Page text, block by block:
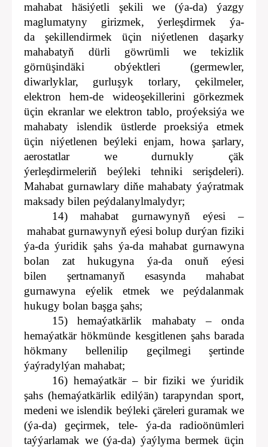
mahabat häsiýetli şekili we (ýa-da) ýazgy
maglumatyny girizmek, ýerleşdirmek ýa-
da şekillendirmek üçin niýetlenen daşarky
mahabatyň dürli göwrümli we tekizlik
görnüşindäki obýektleri (germewler,
diwarlyklar, gurluşyk torlary, çekilmeler,
elektron hem-de wideoşekillerini görkezmek
üçin ekranlar we elektron tablo, proýeksiýa we
mahabaty islendik üstlerde proeksiýa etmek
üçin niýetlenen beýleki enjam, howa şarlary,
aerostatlar we durnukly çäk
ýerleşdirmeleriň beýleki tehniki serişdeleri).
Mahabat gurnawlary diňe mahabaty ýaýratmak
maksady bilen peýdalanylmalydyr;
14) mahabat gurnawynyň eýesi –
mahabat gurnawynyň eýesi bolup durýan fiziki
ýa-da ýuridik şahs ýa-da mahabat gurnawyna
bolan zat hukugyna ýa-da onuň eýesi
bilen şertnamanyň esasynda mahabat
gurnawyna eýelik etmek we peýdalanmak
hukugy bolan başga şahs;
15) hemaýatkärlik mahabaty – onda
hemaýatkär hökmünde kesgitlenen şahs barada
hökmany bellenilip geçilmegi şertinde
ýaýradylýan mahabat;
16) hemaýatkär – bir fiziki we ýuridik
şahs (hemaýatkärlik edilýän) tarapyndan sport,
medeni we islendik beýleki çäreleri guramak we
(ýa-da) geçirmek, tele- ýa-da radioönümleri
taýýarlamak we (ýa-da) ýaýlyma bermek üçin